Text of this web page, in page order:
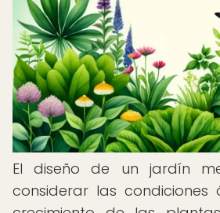
El diseño de un jardín
considerar las